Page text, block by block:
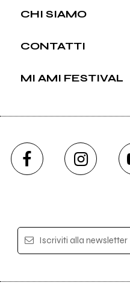
CHI SIAMO
CONTATTI
MI AMI FESTIVAL
Iscriviti alla newsletter